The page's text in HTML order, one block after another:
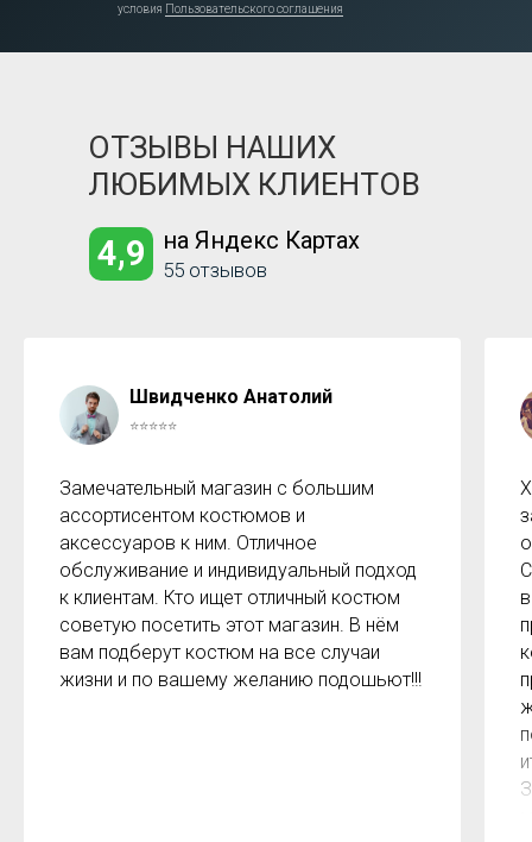
условия Пользовательского соглашения
55 отзывов
на Яндекс Картах
4,9
ОТЗЫВЫ НАШИХ
ЛЮБИМЫХ КЛИЕНТОВ
Швидченко Анатолий
⭐⭐⭐⭐⭐
Замечательный магазин с большим
ассортисентом костюмов и
аксессуаров к ним. Отличное
обслуживание и индивидуальный подход
к клиентам. Кто ищет отличный костюм
советую посетить этот магазин. В нём
вам подберут костюм на все случаи
жизни и по вашему желанию подошьют!!!